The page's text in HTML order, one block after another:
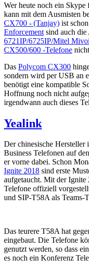
Wer heute noch ein Skype
kann mit dem Ausmisten
CX700 - (Tanjay) ist
Enforcement sind auch
6721IP/6725IP/Mitel
CX500/600 -Telefone
Das Polycom CX300
sondern wird per USB an
benötigt eine kompatible
Hoffnung noch nicht
irgendwann auch dieses
Yealink
Der chinesische Hersteller
Business Telefonen auf
er vorne dabei. Schon
Ignite 2018 sind erste
aufgetaucht. Mit der Ignite
Telefone offiziell
und SIP-T58A als Teams-
Das teurere T58A hat
eingebaut. Die Telefone
genutzt werden, so dass
es noch ein Konferenz